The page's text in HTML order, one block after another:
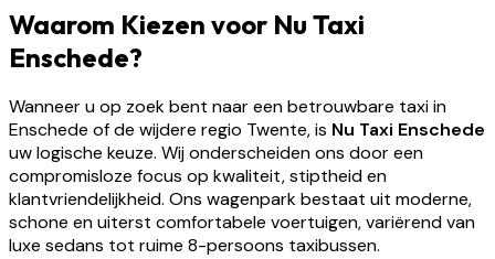
Waarom Kiezen voor Nu Taxi
Enschede?
Wanneer u op zoek bent naar een betrouwbare taxi in
Enschede of de wijdere regio Twente, is Nu Taxi Enschede
uw logische keuze. Wij onderscheiden ons door een
compromisloze focus op kwaliteit, stiptheid en
klantvriendelijkheid. Ons wagenpark bestaat uit moderne,
schone en uiterst comfortabele voertuigen, variërend van
luxe sedans tot ruime 8-persoons taxibussen.